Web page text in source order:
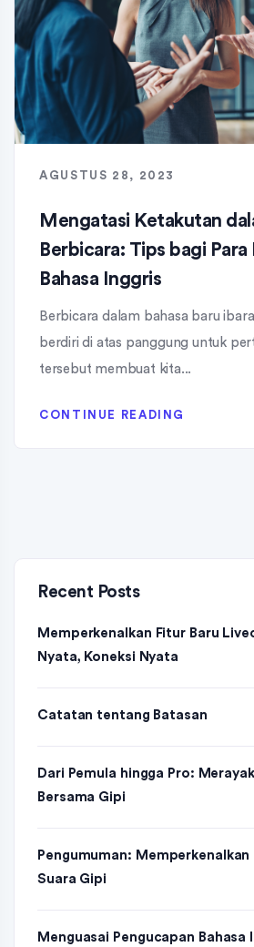
AGUSTUS 28, 2023
Mengatasi Ketakutan
Berbicara: Tips bagi Para
Bahasa Inggris
Berbicara dalam bahasa baru
berdiri di atas panggung untuk
tersebut membuat kita...
CONTINUE READING
Recent Posts
Memperkenalkan Fitur Baru
Nyata, Koneksi Nyata
Catatan tentang Batasan
Dari Pemula hingga Pro:
Bersama Gipi
Pengumuman:
Suara Gipi
Menguasai Pengucapan Bahasa